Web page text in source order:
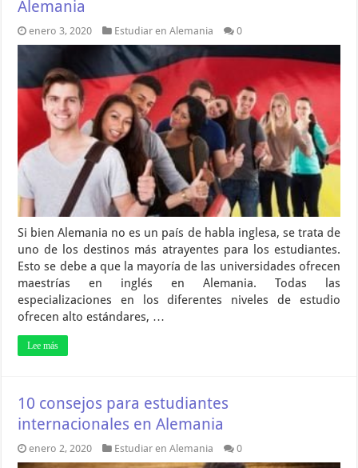
Alemania
enero 3, 2020 Estudiar en Alemania 0
Si bien Alemania no es un país de habla inglesa, se trata de
uno de los destinos más atrayentes para los estudiantes.
Esto se debe a que la mayoría de las universidades ofrecen
maestrías en inglés en Alemania. Todas las
especializaciones en los diferentes niveles de estudio
ofrecen alto estándares, …
Lee más
10 consejos para estudiantes
internacionales en Alemania
enero 2, 2020 Estudiar en Alemania 0